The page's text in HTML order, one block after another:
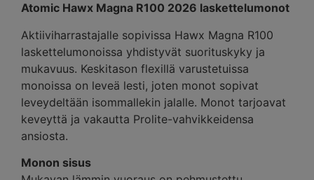
Atomic Hawx Magna R100 2026 laskettelumonot
Aktiiviharrastajalle sopivissa Hawx Magna R100
laskettelumonoissa yhdistyvät suorituskyky ja
mukavuus. Keskitason flexillä varustetuissa
monoissa on leveä lesti, joten monot sopivat
leveydeltään isommallekin jalalle. Monot tarjoavat
keveyttä ja vakautta Prolite-vahvikkeidensa
ansiosta.
Monon sisus